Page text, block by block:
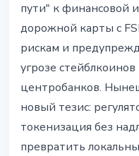
пути" к финансовой
дорожной карты с
рискам и
угрозе
центробанков.
новый тезис:
токенизация без
превратить